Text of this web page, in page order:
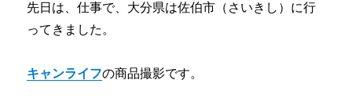
先日は、仕事で、大分県は佐伯市（さいきし）に行
ってきました。
キャンライフの商品撮影です。